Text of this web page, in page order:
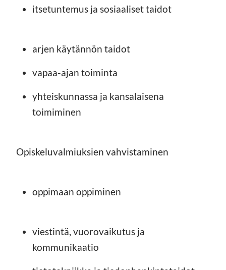
itsetuntemus ja sosiaaliset taidot
arjen käytännön taidot
vapaa-ajan toiminta
yhteiskunnassa ja kansalaisena
toimiminen
Opiskeluvalmiuksien vahvistaminen
oppimaan oppiminen
viestintä, vuorovaikutus ja
kommunikaatio